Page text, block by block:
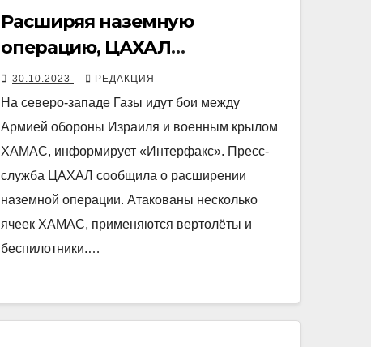
Расширяя наземную
операцию, ЦАХАЛ
ликвидирует хамасовских
командиров
30.10.2023 РЕДАКЦИЯ
На северо-западе Газы идут бои между
Армией обороны Израиля и военным крылом
ХАМАС, информирует «Интерфакс». Пресс-
служба ЦАХАЛ сообщила о расширении
наземной операции. Атакованы несколько
ячеек ХАМАС, применяются вертолёты и
беспилотники.…